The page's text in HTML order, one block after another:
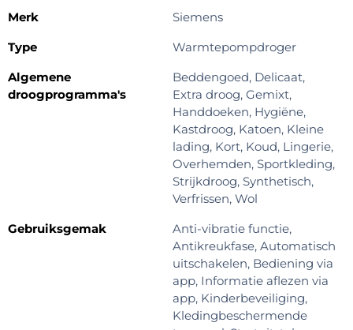
Merk
Siemens
Type
Warmtepompdroger
Algemene
droogprogramma's
Beddengoed, Delicaat,
Extra droog, Gemixt,
Handdoeken, Hygiëne,
Kastdroog, Katoen, Kleine
lading, Kort, Koud, Lingerie,
Overhemden, Sportkleding,
Strijkdroog, Synthetisch,
Verfrissen, Wol
Gebruiksgemak
Anti-vibratie functie,
Antikreukfase, Automatisch
uitschakelen, Bediening via
app, Informatie aflezen via
app, Kinderbeveiliging,
Kledingbeschermende